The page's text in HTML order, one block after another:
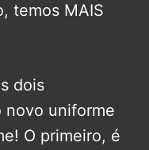
temos MAIS
dois
novo uniforme
O primeiro, é